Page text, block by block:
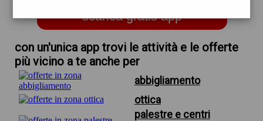
scarica gratis app
con un'unica app trovi le attività e le offerte
più vicino a te anche per
abbigliamento
ottica
palestre e centri